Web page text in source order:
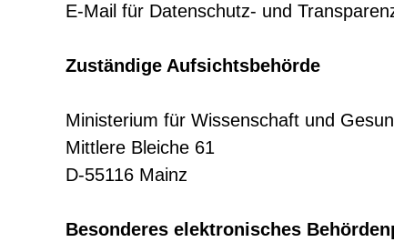
E-Mail für Datenschutz- und
Zuständige Aufsichtsbehörde
Ministerium für Wissenschaft und
Mittlere Bleiche 61
D-55116 Mainz
Besonderes elektronisches